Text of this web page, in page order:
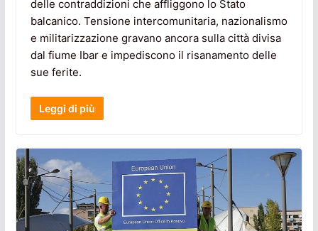
delle contraddizioni che affliggono lo Stato
balcanico. Tensione intercomunitaria, nazionalismo
e militarizzazione gravano ancora sulla città divisa
dal fiume Ibar e impediscono il risanamento delle
sue ferite.
Leggi di più